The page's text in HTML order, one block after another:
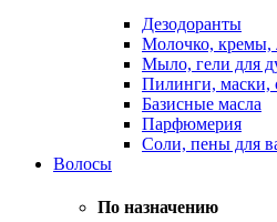
Дезодоранты
Молочко, кремы,
Мыло, гели для
Пилинги, маски,
Базисные масла
Парфюмерия
Соли, пены для
Волосы
По назначению